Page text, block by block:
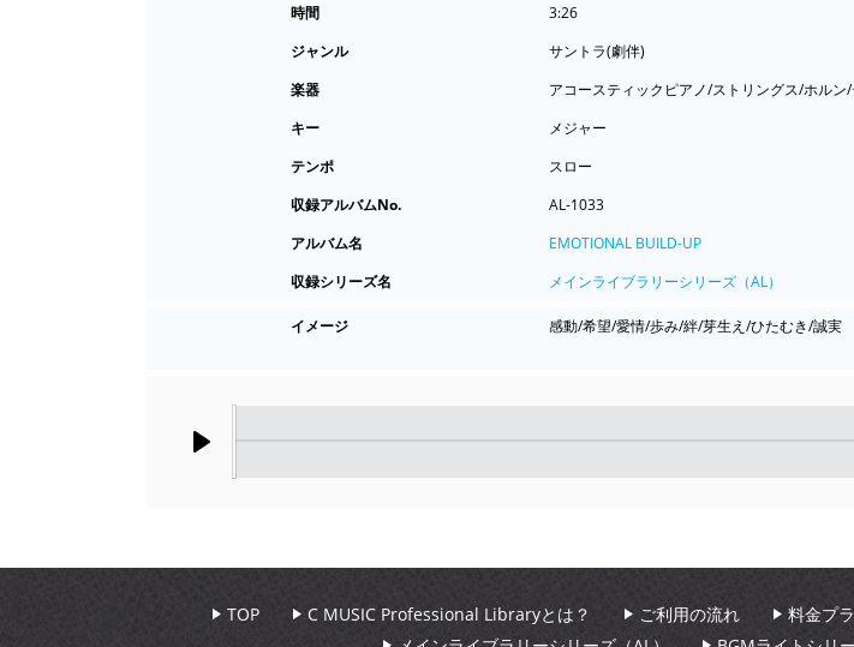
時間
3:26
ジャンル
サントラ(劇伴)
楽器
アコースティックピアノ/ストリングス/ホル
キー
メジャー
テンポ
スロー
収録アルバムNo.
AL-1033
アルバム名
EMOTIONAL BUILD-UP
収録シリーズ名
メインライブラリーシリーズ（AL）
イメージ 感動/希望/愛情/歩み/絆/芽生え/ひたむき/誠実
TOP C MUSIC Professional Libraryとは？ ご利用の流れ 料金プ